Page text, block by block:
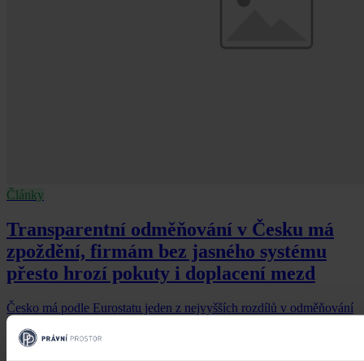
Články
Transparentní odměňování v Česku má
zpoždění, firmám bez jasného systému
přesto hrozí pokuty i doplacení mezd
Česko má podle Eurostatu jeden z nejvyšších rozdílů v odměňování
žen a mužů v EU – gender pay gap dosahuje okolo 18 %. Evropská
pravidla pro transparentní odměňování, jejichž cílem je narovnat
informační asymetrii na pracovním trhu a dlouhodobě tak přispět i